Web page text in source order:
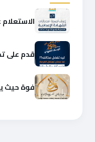
قدم على
فوة حيث